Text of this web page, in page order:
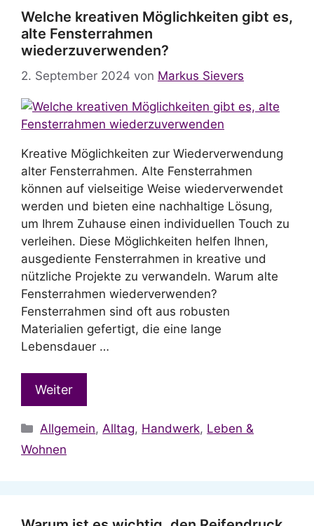
Welche kreativen Möglichkeiten gibt es,
alte Fensterrahmen
wiederzuverwenden?
2. September 2024 von Markus Sievers
Kreative Möglichkeiten zur Wiederverwendung
alter Fensterrahmen. Alte Fensterrahmen
können auf vielseitige Weise wiederverwendet
werden und bieten eine nachhaltige Lösung,
um Ihrem Zuhause einen individuellen Touch zu
verleihen. Diese Möglichkeiten helfen Ihnen,
ausgediente Fensterrahmen in kreative und
nützliche Projekte zu verwandeln. Warum alte
Fensterrahmen wiederverwenden?
Fensterrahmen sind oft aus robusten
Materialien gefertigt, die eine lange
Lebensdauer …
Weiter
Kategorien
Allgemein,Alltag, Handwerk, Leben &
Wohnen